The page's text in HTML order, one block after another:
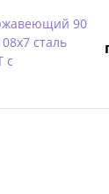
90
сталь
с